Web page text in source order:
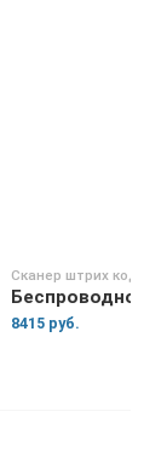
Сканер штрих кода
8415 руб.